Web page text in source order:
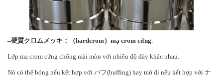
–硬質クロムメッキ：（hardcrom） mạ crom cứng.
Lớp mạ crom cứng chống mài mòn với nhiều độ dày khác nhau.
Nó có thể bóng nếu kết hợp với バフ(buffing) hay mờ đi nếu kết hợp với ナ